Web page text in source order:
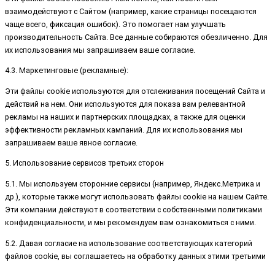
взаимодействуют с Сайтом (например, какие страницы посещаются
чаще всего, фиксация ошибок). Это помогает нам улучшать
производительность Сайта. Все данные собираются обезличенно. Для
их использования мы запрашиваем ваше согласие.
4.3. Маркетинговые (рекламные):
Эти файлы cookie используются для отслеживания посещений Сайта и
действий на нем. Они используются для показа вам релевантной
рекламы на наших и партнерских площадках, а также для оценки
эффективности рекламных кампаний. Для их использования мы
запрашиваем ваше явное согласие.
5. Использование сервисов третьих сторон
5.1. Мы используем сторонние сервисы (например, Яндекс.Метрика и
др.), которые также могут использовать файлы cookie на нашем Сайте.
Эти компании действуют в соответствии с собственными политиками
конфиденциальности, и мы рекомендуем вам ознакомиться с ними.
5.2. Давая согласие на использование соответствующих категорий
файлов cookie, вы соглашаетесь на обработку данных этими третьими